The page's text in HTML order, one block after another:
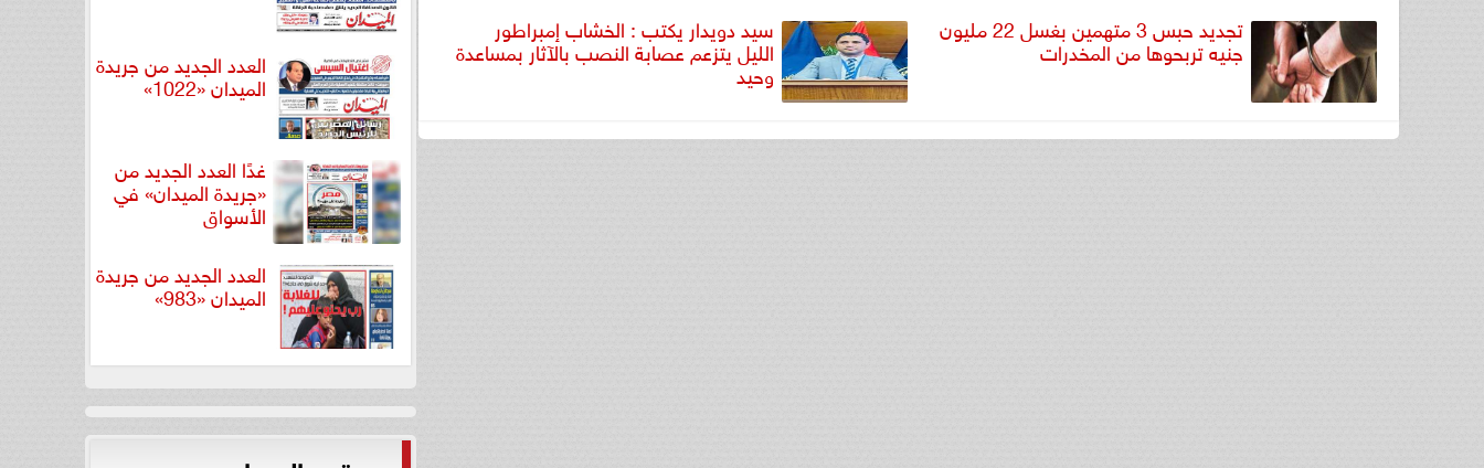
تجديد حبس 3 متهمين بغسل 22 مليون
جنيه تربحوها من المخدرات
سيد دويدار يكتب : الخشاب إمبراطور
الليل يتزعم عصابة النصب بالآثار بمساعدة
وحيد العدد الجديد من جريدة
الميدان «1022»
غدًا العدد الجديد من
«جريدة الميدان» في
الأسواق
العدد الجديد من جريدة
الميدان «983»